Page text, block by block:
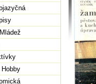
Hobby